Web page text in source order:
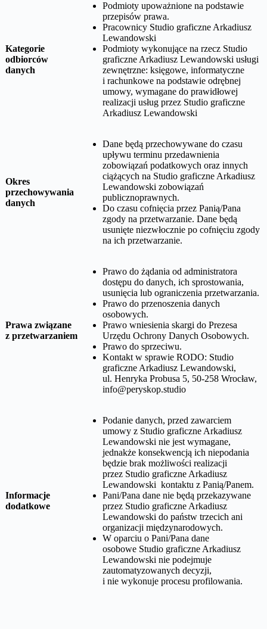
Kategorie
odbiorców
danych
Podmioty upoważnione na podstawie
przepisów prawa.
Pracownicy Studio graficzne Arkadiusz
Lewandowski
Podmioty wykonujące na rzecz Studio
graficzne Arkadiusz Lewandowski usługi
zewnętrzne: księgowe, informatyczne
i rachunkowe na podstawie odrębnej
umowy, wymagane do prawidłowej
realizacji usług przez Studio graficzne
Arkadiusz Lewandowski
Okres
przechowywania
danych
Dane będą przechowywane do czasu
upływu terminu przedawnienia
zobowiązań podatkowych oraz innych
ciążących na Studio graficzne Arkadiusz
Lewandowski zobowiązań
publicznoprawnych.
Do czasu cofnięcia przez Panią/Pana
zgody na przetwarzanie. Dane będą
usunięte niezwłocznie po cofnięciu zgody
na ich przetwarzanie.
Prawa związane
z przetwarzaniem
Prawo do żądania od administratora
dostępu do danych, ich sprostowania,
usunięcia lub ograniczenia przetwarzania.
Prawo do przenoszenia danych
osobowych.
Prawo wniesienia skargi do Prezesa
Urzędu Ochrony Danych Osobowych.
Prawo do sprzeciwu.
Kontakt w sprawie RODO: Studio
graficzne Arkadiusz Lewandowski,
ul. Henryka Probusa 5, 50-258 Wrocław,
info@peryskop.studio
Informacje
dodatkowe
Podanie danych, przed zawarciem
umowy z Studio graficzne Arkadiusz
Lewandowski nie jest wymagane,
jednakże konsekwencją ich niepodania
będzie brak możliwości realizacji
przez Studio graficzne Arkadiusz
Lewandowski kontaktu z Panią/Panem.
Pani/Pana dane nie będą przekazywane
przez Studio graficzne Arkadiusz
Lewandowski do państw trzecich ani
organizacji międzynarodowych.
W oparciu o Pani/Pana dane
osobowe Studio graficzne Arkadiusz
Lewandowski nie podejmuje
zautomatyzowanych decyzji,
i nie wykonuje procesu profilowania.